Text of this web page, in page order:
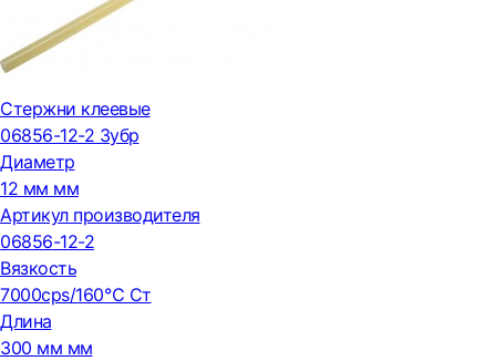
Стержни клеевые
06856-12-2 Зубр
Диаметр
12 мм мм
Артикул производителя
06856-12-2
Вязкость
7000cps/160℃ Ст
Длина
300 мм мм